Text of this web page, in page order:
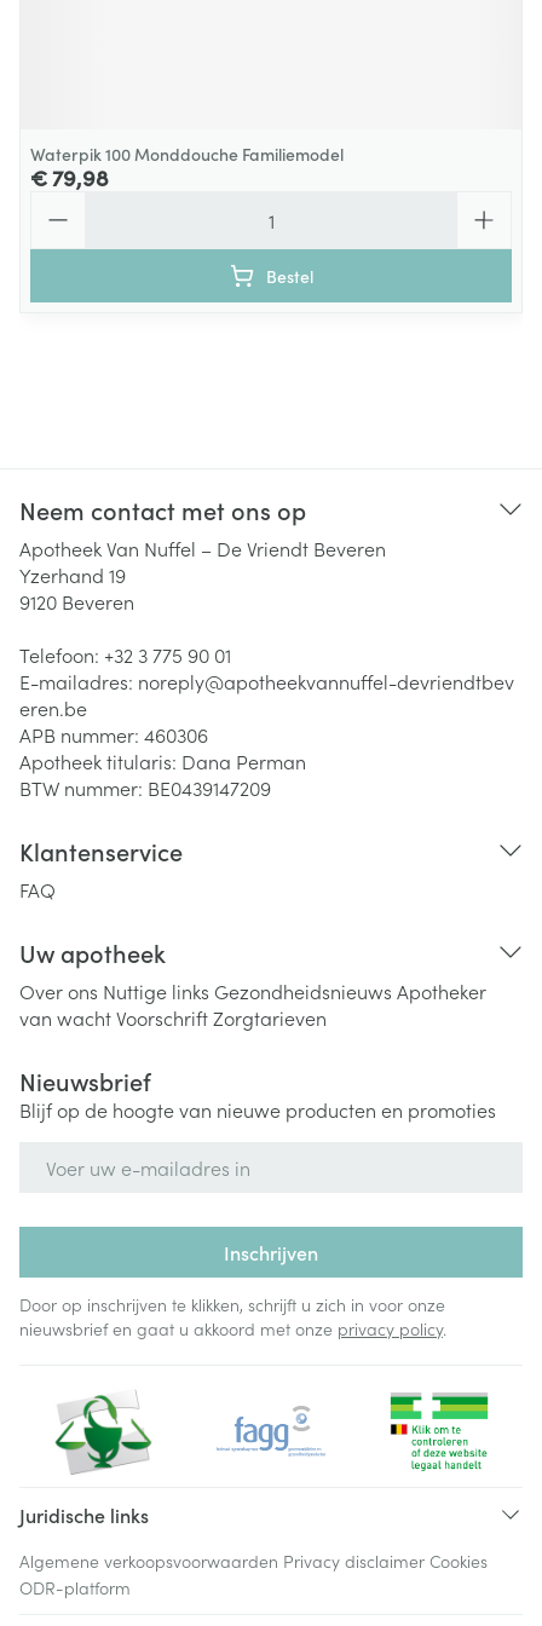
Waterpik 100 Monddouche Familiemodel
€ 79,98
Bestel
Neem contact met ons op
Apotheek Van Nuffel – De Vriendt Beveren
Yzerhand 19
9120 Beveren
Telefoon: +32 3 775 90 01
E-mailadres: noreply@apotheekvannuffel-devriendtbev
eren.be
APB nummer: 460306
Apotheek titularis: Dana Perman
BTW nummer: BE0439147209
Klantenservice
FAQ
Uw apotheek
Over ons Nuttige links Gezondheidsnieuws Apotheker
van wachtVoorschriftZorgtarieven
Nieuwsbrief
Blijf op de hoogte van nieuwe producten en promoties
Inschrijven
Door op inschrijven te klikken, schrijft u zich in voor onze
nieuwsbrief en gaat u akkoord met onze privacy policy.
Juridische links
Algemene verkoopsvoorwaarden Privacy disclaimer Cookies
ODR-platform